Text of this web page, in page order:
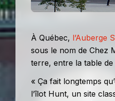
À Québec, l’Auberge
sous le nom de Chez
terre, entre la table de
« Ça fait longtemps
l’îlot Hunt, un site